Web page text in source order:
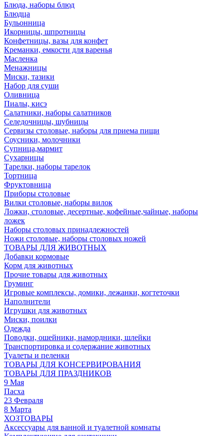
Блюда, наборы блюд
Блюдца
Бульонница
Икорницы, шпротницы
Конфетницы, вазы для конфет
Креманки, емкости для варенья
Масленка
Менажницы
Миски, тазики
Набор для суши
Оливница
Пиалы, кисэ
Салатники, наборы салатников
Селедочницы, шубницы
Сервизы столовые, наборы для приема пищи
Соусники, молочники
Супница,мармит
Сухарницы
Тарелки, наборы тарелок
Тортница
Фруктовница
Приборы столовые
Вилки столовые, наборы вилок
Ложки, столовые, десертные, кофейные,чайные, наборы
ложек
Наборы столовых принадлежностей
Ножи столовые, наборы столовых ножей
ТОВАРЫ ДЛЯ ЖИВОТНЫХ
Добавки кормовые
Корм для животных
Прочие товары для животных
Груминг
Игровые комплексы, домики, лежанки, когтеточки
Наполнители
Игрушки для животных
Миски, поилки
Одежда
Поводки, ошейники, намордники, шлейки
Транспортировка и содержание животных
Туалеты и пеленки
ТОВАРЫ ДЛЯ КОНСЕРВИРОВАНИЯ
ТОВАРЫ ДЛЯ ПРАЗДНИКОВ
9 Мая
Пасха
23 Февраля
8 Марта
ХОЗТОВАРЫ
Аксессуары для ванной и туалетной комнаты